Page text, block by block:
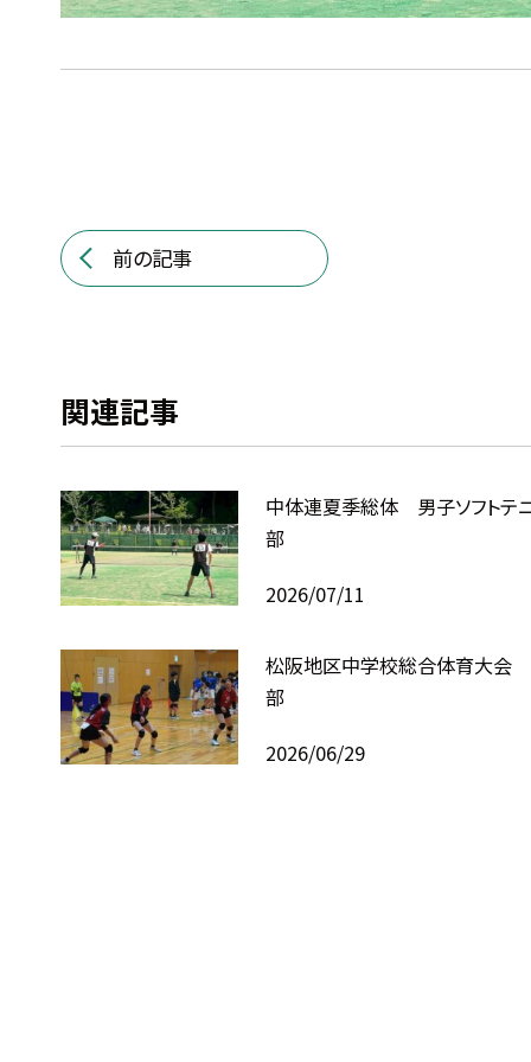
前の記事
関連記事
中体連夏季総体 男子ソフトテ
部
2026/07/11
松阪地区中学校総合体育大会
部
2026/06/29